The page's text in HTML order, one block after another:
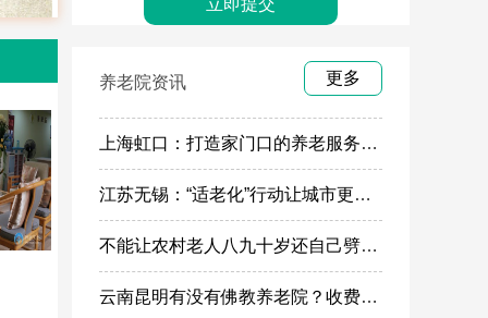
养老院资讯 更多
上海虹口：打造家门口的养老服务“旗舰店”
江苏无锡：“适老化”行动让城市更有温度
不能让农村老人八九十岁还自己劈柴做饭
云南昆明有没有佛教养老院？收费多少